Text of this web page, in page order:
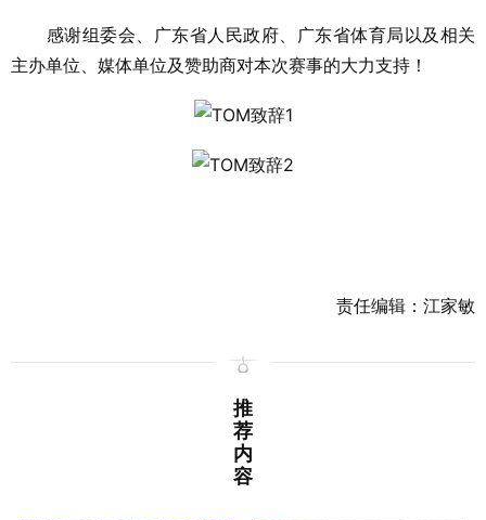
感谢组委会、广东省人民政府、广东省体育局以及相关
主办单位、媒体单位及赞助商对本次赛事的大力支持！
责任编辑：江家敏
推
荐
内
容